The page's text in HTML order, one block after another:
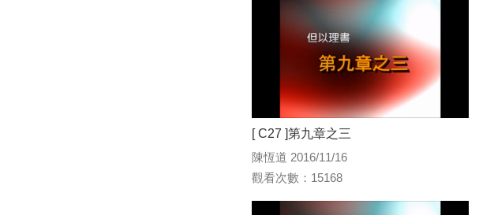
[ C27 ]第九章之三
陳恆道 2016/11/16
觀看次數：15168